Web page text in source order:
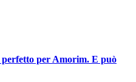
per Amorim. E può